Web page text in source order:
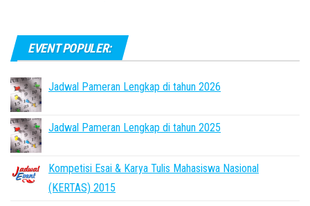
EVENT POPULER:
Jadwal Pameran Lengkap di tahun 2026
Jadwal Pameran Lengkap di tahun 2025
Kompetisi Esai & Karya Tulis Mahasiswa Nasional
(KERTAS) 2015